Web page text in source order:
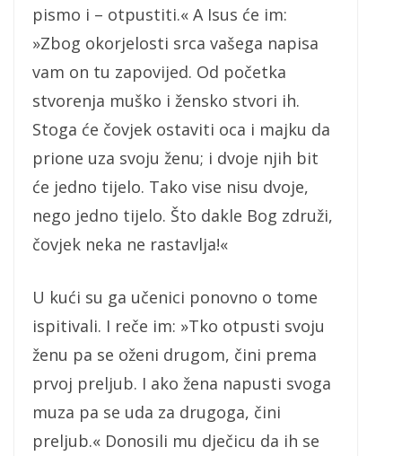
pismo i – otpustiti.« A Isus će im:
»Zbog okorjelosti srca vašega napisa
vam on tu zapovijed. Od početka
stvorenja muško i žensko stvori ih.
Stoga će čovjek ostaviti oca i majku da
prione uza svoju ženu; i dvoje njih bit
će jedno tijelo. Tako vise nisu dvoje,
nego jedno tijelo. Što dakle Bog združi,
čovjek neka ne rastavlja!«
U kući su ga učenici ponovno o tome
ispitivali. I reče im: »Tko otpusti svoju
ženu pa se oženi drugom, čini prema
prvoj preljub. I ako žena napusti svoga
muza pa se uda za drugoga, čini
preljub.« Donosili mu dječicu da ih se